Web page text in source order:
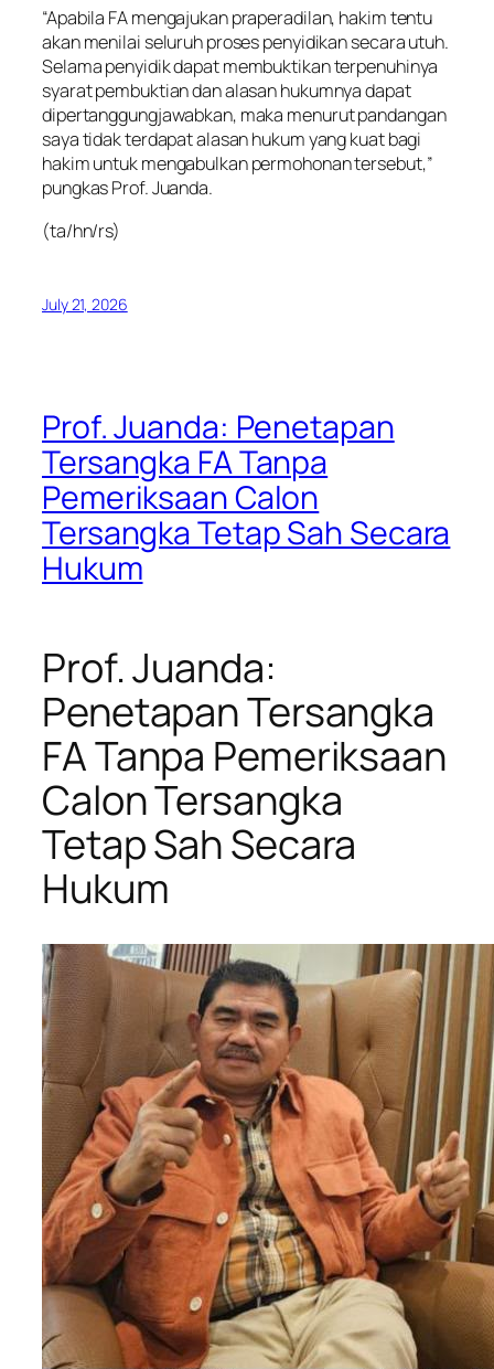
“Apabila FA mengajukan praperadilan, hakim tentu
akan menilai seluruh proses penyidikan secara utuh.
Selama penyidik dapat membuktikan terpenuhinya
syarat pembuktian dan alasan hukumnya dapat
dipertanggungjawabkan, maka menurut pandangan
saya tidak terdapat alasan hukum yang kuat bagi
hakim untuk mengabulkan permohonan tersebut,”
pungkas Prof. Juanda.
(ta/hn/rs)
July 21, 2026
Prof. Juanda: Penetapan
Tersangka FA Tanpa
Pemeriksaan Calon
Tersangka Tetap Sah Secara
Hukum
Prof. Juanda:
Penetapan Tersangka
FA Tanpa Pemeriksaan
Calon Tersangka
Tetap Sah Secara
Hukum